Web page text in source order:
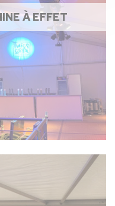
À EFFET